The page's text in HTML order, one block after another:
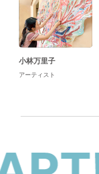
小林万里子
アーティスト